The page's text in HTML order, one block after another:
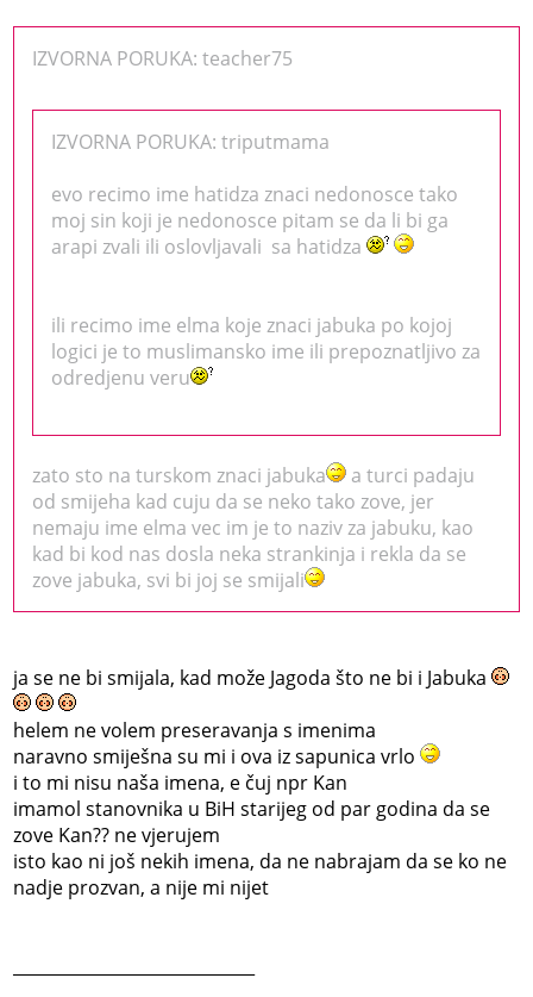
IZVORNA PORUKA: teacher75
IZVORNA PORUKA: triputmama
evo recimo ime hatidza znaci nedonosce tako
moj sin koji je nedonosce pitam se da li bi ga
arapi zvali ili oslovljavali sa hatidza
ili recimo ime elma koje znaci jabuka po kojoj
logici je to muslimansko ime ili prepoznatljivo za
odredjenu veru
zato sto na turskom znaci jabuka
a turci padaju
od smijeha kad cuju da se neko tako zove, jer
nemaju ime elma vec im je to naziv za jabuku, kao
kad bi kod nas dosla neka strankinja i rekla da se
zove jabuka, svi bi joj se smijali
ja se ne bi smijala, kad može Jagoda što ne bi i Jabuka
helem ne volem preseravanja s imenima
naravno smiješna su mi i ova iz sapunica vrlo
i to mi nisu naša imena, e čuj npr Kan
imamol stanovnika u BiH starijeg od par godina da se
zove Kan?? ne vjerujem
isto kao ni još nekih imena, da ne nabrajam da se ko ne
nadje prozvan, a nije mi nijet